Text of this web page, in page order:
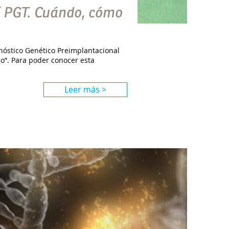
Cuándo, cómo
Genético Preimplantacional
Para poder conocer esta
Leer más >